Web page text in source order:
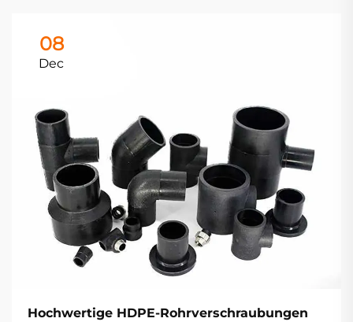
08
Dec
Hochwertige HDPE-Rohrverschraubungen